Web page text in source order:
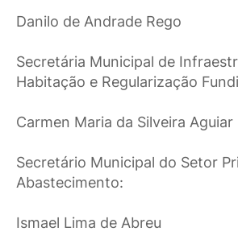
Danilo de Andrade Rego
Secretária Municipal de
Habitação e Regularização
Carmen Maria da Silveira Aguiar
Secretário Municipal do Setor
Abastecimento:
Ismael Lima de Abreu